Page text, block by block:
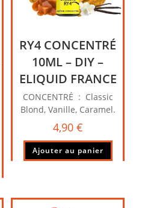
RY4 CONCENTRÉ
10ML – DIY –
ELIQUID FRANCE
CONCENTRÉ : Classic
Blond, Vanille, Caramel.
4,90 €
Ajouter au panier